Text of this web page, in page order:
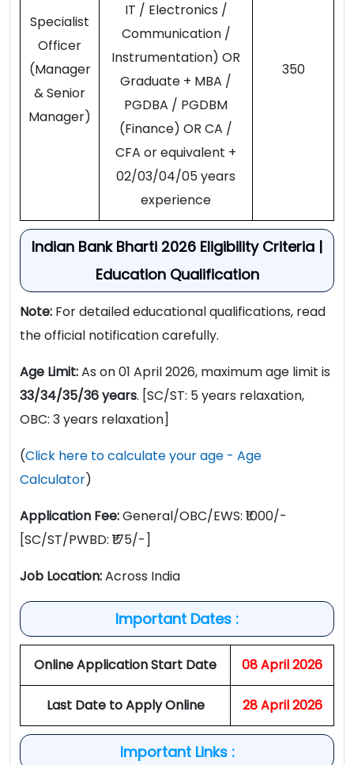
Specialist
Officer
(Manager
& Senior
Manager)
IT / Electronics /
Communication /
Instrumentation) OR
Graduate + MBA /
PGDBA / PGDBM
(Finance) OR CA /
CFA or equivalent +
02/03/04/05 years
experience
350
Indian Bank Bharti 2026 Eligibility Criteria |
Education Qualification
Note: For detailed educational qualifications, read
the official notification carefully.
Age Limit:As on 01 April 2026, maximum age limit is
33/34/35/36 years. [SC/ST: 5 years relaxation,
OBC: 3 years relaxation]
(Click here to calculate your age - Age
Calculator)
Application Fee:General/OBC/EWS: ₹1000/-
[SC/ST/PWBD: ₹175/-]
Job Location:Across India
Important Dates :
Online Application Start Date 08 April 2026
Last Date to Apply Online 28 April 2026
Important Links :